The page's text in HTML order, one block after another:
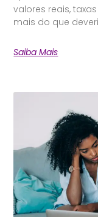
valores reais,
mais do que
Saiba Mais